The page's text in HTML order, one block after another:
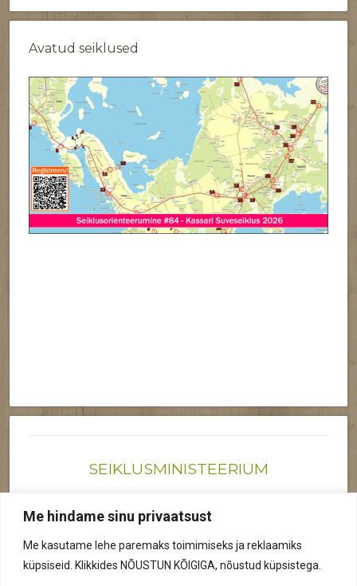
Me hindame sinu privaatsust
Me kasutame lehe paremaks toimimiseks ja reklaamiks
küpsiseid. Klikkides NÕUSTUN KÕIGIGA, nõustud küpsistega.
Avatud seiklused
SEIKLUSMINISTEERIUM
Reg nr: 12041719